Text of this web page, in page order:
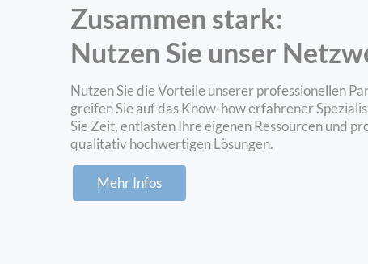
Zusammen stark:
Nutzen Sie unser
Nutzen Sie die Vorteile unserer professionellen
greifen Sie auf das Know-how erfahrener
Sie Zeit, entlasten Ihre eigenen Ressourcen und
qualitativ hochwertigen Lösungen.
Mehr Infos